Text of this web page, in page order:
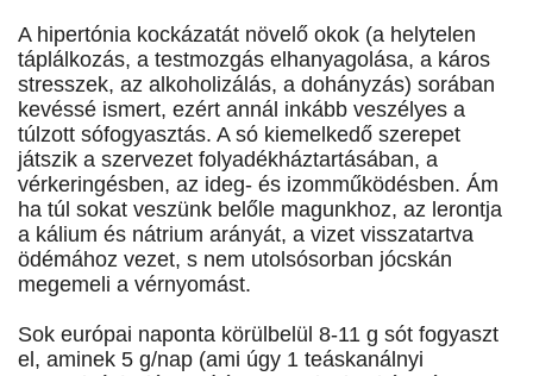
A hipertónia kockázatát növelő okok (a helytelen
táplálkozás, a testmozgás elhanyagolása, a káros
stresszek, az alkoholizálás, a dohányzás) sorában
kevéssé ismert, ezért annál inkább veszélyes a
túlzott sófogyasztás. A só kiemelkedő szerepet
játszik a szervezet folyadékháztartásában, a
vérkeringésben, az ideg- és izomműködésben. Ám
ha túl sokat veszünk belőle magunkhoz, az lerontja
a kálium és nátrium arányát, a vizet visszatartva
ödémához vezet, s nem utolsósorban jócskán
megemeli a vérnyomást.
Sok európai naponta körülbelül 8-11 g sót fogyaszt
el, aminek 5 g/nap (ami úgy 1 teáskanálnyi